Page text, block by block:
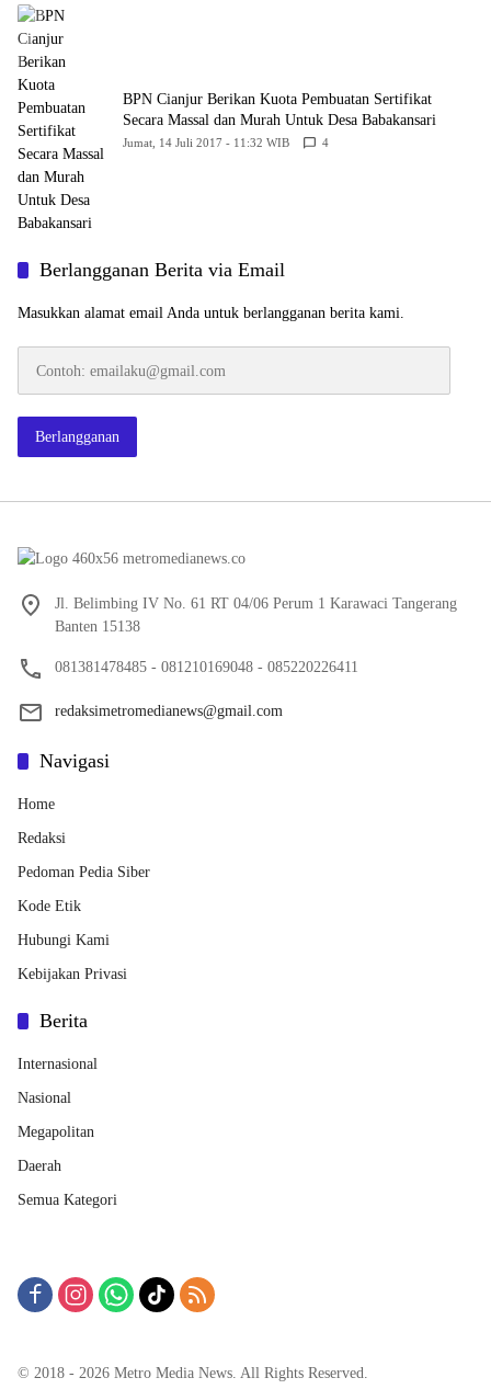
BPN Cianjur Berikan Kuota Pembuatan Sertifikat
Secara Massal dan Murah Untuk Desa Babakansari
Jumat, 14 Juli 2017 - 11:32 WIB 4
Berlangganan Berita via Email
Masukkan alamat email Anda untuk berlangganan berita kami.
emailaku@gmail.com
Berlangganan
Jl. Belimbing IV No. 61 RT 04/06 Perum 1 Karawaci Tangerang
Banten 15138
081381478485 - 081210169048 - 085220226411
redaksimetromedianews@gmail.com
Navigasi
Home
Redaksi
Pedoman Pedia Siber
Kode Etik
Hubungi Kami
Kebijakan Privasi
Berita
Internasional
Nasional
Megapolitan
Daerah
Semua Kategori
© 2018 - 2026 Metro Media News. All Rights Reserved.